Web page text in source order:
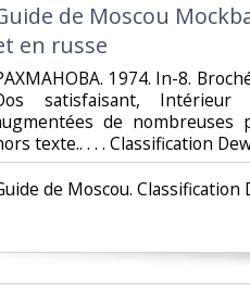
de Moscou
en russe‎
1974. In-8.
satisfaisant,
de
texte.. . . . Classification
de Moscou. Classification